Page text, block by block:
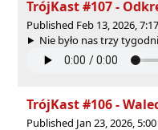
TrójKast #107 -
Published Feb 13, 2026,
Nie było nas trzy
TrójKast #106 -
Published Jan 23, 2026,